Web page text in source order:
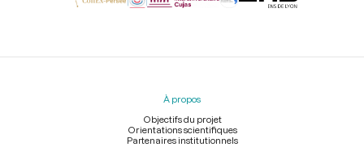
Menu
À propos
Objectifs du projet
Orientations scientifiques
Partenaires institutionnels